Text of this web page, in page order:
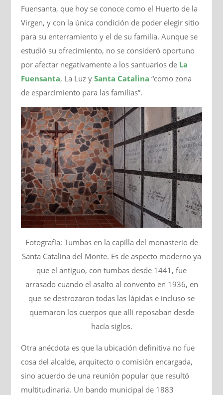
Fuensanta, que hoy se conoce como el Huerto de la
Virgen, y con la única condición de poder elegir sitio
para su enterramiento y el de su familia. Aunque se
estudió su ofrecimiento, no se consideró oportuno
por afectar negativamente a los santuarios de La
Fuensanta, La Luz ySanta Catalina “como zona
de esparcimiento para las familias”.
Fotografía: Tumbas en la capilla del monasterio de
Santa Catalina del Monte. Es de aspecto moderno ya
que el antiguo, con tumbas desde 1441, fue
arrasado cuando el asalto al convento en 1936, en
que se destrozaron todas las lápidas e incluso se
quemaron los cuerpos que allí reposaban desde
hacía siglos.
Otra anécdota es que la ubicación definitiva no fue
cosa del alcalde, arquitecto o comisión encargada,
sino acuerdo de una reunión popular que resultó
multitudinaria. Un bando municipal de 1883